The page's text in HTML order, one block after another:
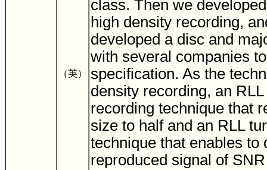
（英）
class. Then we
high density recording,
developed a disc and
with several companies
specification. As the
density recording, an
recording technique that
size to half and an RLL
technique that enables to
reproduced signal of